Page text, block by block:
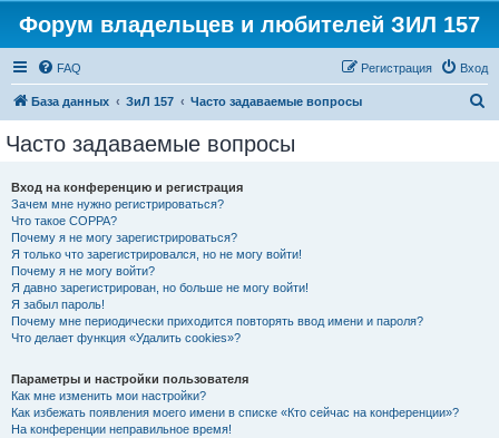
Форум владельцев и любителей ЗИЛ 157
FAQ Вход
Регистрация
База данных ЗиЛ 157 Часто задаваемые вопросы
Часто задаваемые вопросы
Вход на конференцию и регистрация
Зачем мне нужно регистрироваться?
Что такое COPPA?
Почему я не могу зарегистрироваться?
Я только что зарегистрировался, но не могу войти!
Почему я не могу войти?
Я давно зарегистрирован, но больше не могу войти!
Я забыл пароль!
Почему мне периодически приходится повторять ввод имени и пароля?
Что делает функция «Удалить cookies»?
Параметры и настройки пользователя
Как мне изменить мои настройки?
Как избежать появления моего имени в списке «Кто сейчас на конференции»?
На конференции неправильное время!